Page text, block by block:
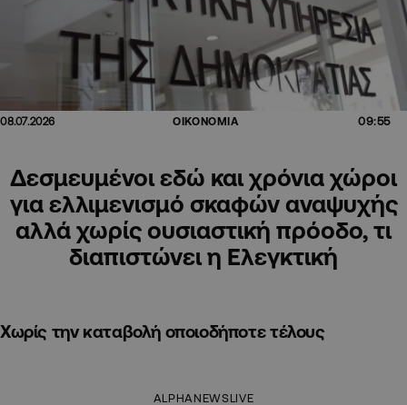
08.07.2026 ΟΙΚΟΝΟΜΙΑ 09:55
Δεσμευμένοι εδώ και χρόνια χώροι
για ελλιμενισμό σκαφών αναψυχής
αλλά χωρίς ουσιαστική πρόοδο, τι
διαπιστώνει η Ελεγκτική
Χωρίς την καταβολή οποιοδήποτε τέλους
ALPHANEWSLIVE